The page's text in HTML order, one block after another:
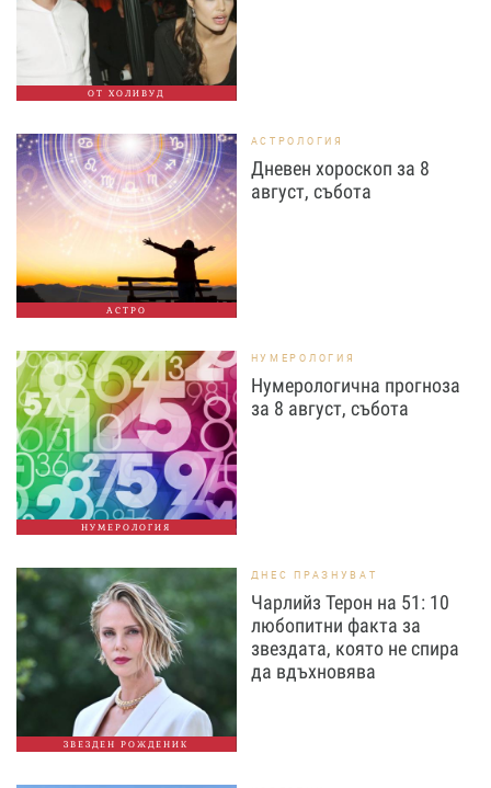
ОТ ХОЛИВУД
АСТРО
АСТРОЛОГИЯ
Дневен хороскоп за 8
август, събота
НУМЕРОЛОГИЯ
НУМЕРОЛОГИЯ
Нумерологична прогноза
за 8 август, събота
ЗВЕЗДЕН РОЖДЕНИК
ДНЕС ПРАЗНУВАТ
Чарлийз Терон на 51: 10
любопитни факта за
звездата, която не спира
да вдъхновява